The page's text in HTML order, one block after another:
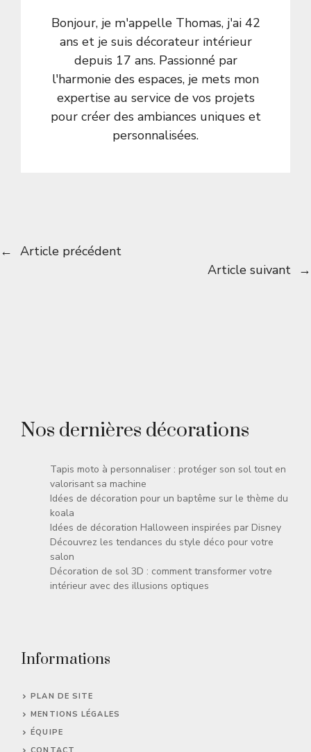
Bonjour, je m'appelle Thomas, j'ai 42
ans et je suis décorateur intérieur
depuis 17 ans. Passionné par
l'harmonie des espaces, je mets mon
expertise au service de vos projets
pour créer des ambiances uniques et
personnalisées.
← Article précédent
Article suivant →
Nos dernières décorations
Tapis moto à personnaliser : protéger son sol tout en
valorisant sa machine
Idées de décoration pour un baptême sur le thème du
koala
Idées de décoration Halloween inspirées par Disney
Découvrez les tendances du style déco pour votre
salon
Décoration de sol 3D : comment transformer votre
intérieur avec des illusions optiques
Informations
PLAN DE SITE
MENTIONS LÉGALES
ÉQUIPE